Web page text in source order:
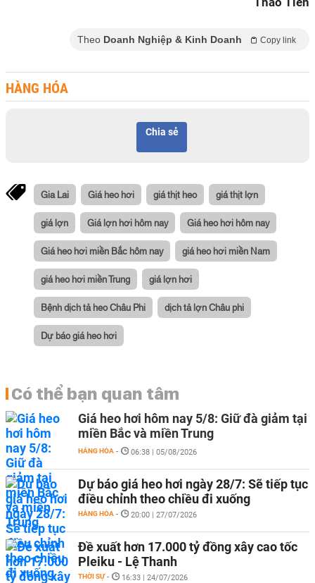
Theo Doanh Nghiệp & Kinh Doanh Copy link
HÀNG HÓA
Chia sẻ
Gia Lai Giá heo hơi giá thịt heo giá thịt lợn
giá lợn Giá lợn hơi hôm nay Giá heo hơi hôm nay
Giá heo hơi miền Bắc hôm nay giá heo hơi miền Nam
giá heo hơi miền Trung giá lợn hơi
Bệnh dịch tả heo Châu Phi dịch tả lợn Châu phi
Dự báo giá heo hơi
Có thể bạn quan tâm
Giá heo hơi hôm nay 5/8: Giữ đà giảm tại
miền Bắc và miền Trung
HÀNG HÓA - 06:38 | 05/08/2026
Dự báo giá heo hơi ngày 28/7: Sẽ tiếp tục
điều chỉnh theo chiều đi xuống
HÀNG HÓA - 20:00 | 27/07/2026
Đề xuất hơn 17.000 tỷ đồng xây cao tốc
Pleiku - Lệ Thanh
THỜI SỰ - 16:33 | 24/07/2026